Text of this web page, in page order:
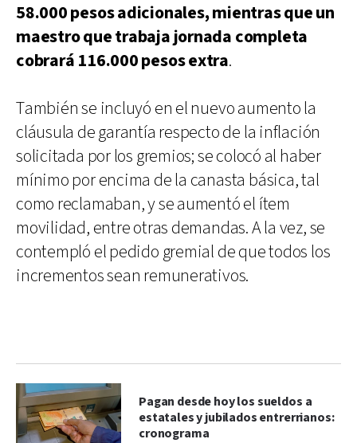
58.000 pesos adicionales, mientras que un
maestro que trabaja jornada completa
cobrará 116.000 pesos extra.
También se incluyó en el nuevo aumento la
cláusula de garantía respecto de la inflación
solicitada por los gremios; se colocó al haber
mínimo por encima de la canasta básica, tal
como reclamaban, y se aumentó el ítem
movilidad, entre otras demandas. A la vez, se
contempló el pedido gremial de que todos los
incrementos sean remunerativos.
Pagan desde hoy los sueldos a
estatales y jubilados entrerrianos:
cronograma